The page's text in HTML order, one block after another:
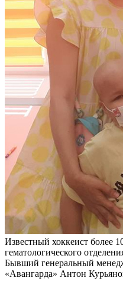
Известный хоккеист более
гематологического
Бывший генеральный
«Авангарда» Антон